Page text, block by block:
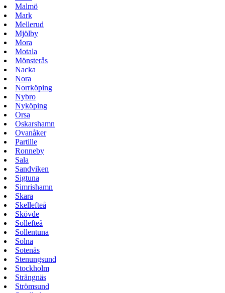
Malmö
Mark
Mellerud
Mjölby
Mora
Motala
Mönsterås
Nacka
Nora
Norrköping
Nybro
Nyköping
Orsa
Oskarshamn
Ovanåker
Partille
Ronneby
Sala
Sandviken
Sigtuna
Simrishamn
Skara
Skellefteå
Skövde
Sollefteå
Sollentuna
Solna
Sotenäs
Stenungsund
Stockholm
Strängnäs
Strömsund